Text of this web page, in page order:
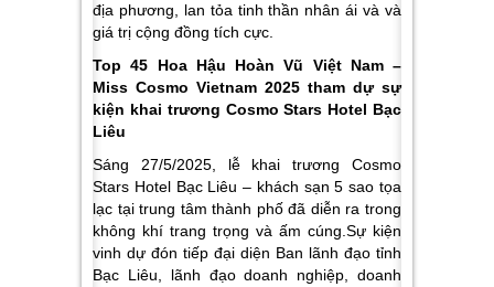
địa phương, lan tỏa tinh thần nhân ái và và
giá trị cộng đồng tích cực.
Top 45 Hoa Hậu Hoàn Vũ Việt Nam –
Miss Cosmo Vietnam 2025 tham dự sự
kiện khai trương Cosmo Stars Hotel Bạc
Liêu
Sáng 27/5/2025, lễ khai trương Cosmo
Stars Hotel Bạc Liêu – khách sạn 5 sao tọa
lạc tại trung tâm thành phố đã diễn ra trong
không khí trang trọng và ấm cúng.Sự kiện
vinh dự đón tiếp đại diện Ban lãnh đạo tỉnh
Bạc Liêu, lãnh đạo doanh nghiệp, doanh